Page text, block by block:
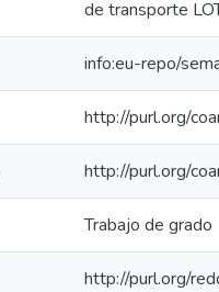
de transporte
info:eu-repo/
http://purl.org/
http://purl.org/
Trabajo de grado
http://purl.org/